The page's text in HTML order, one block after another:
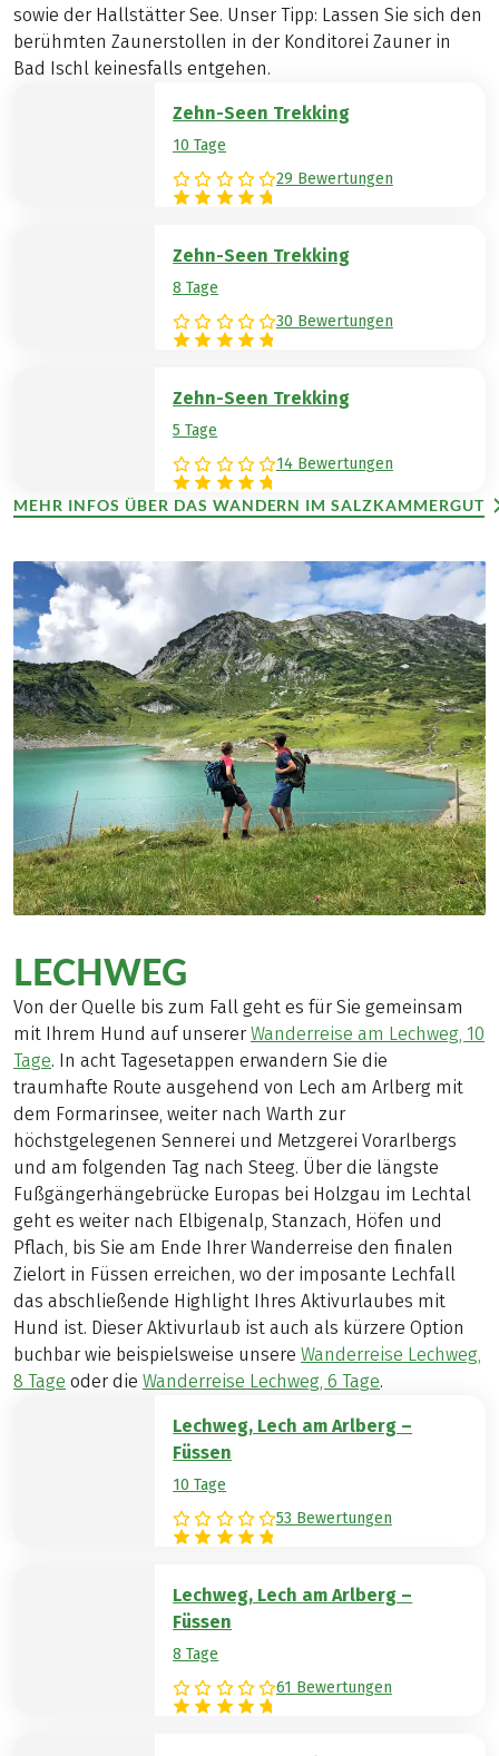
sowie der Hallstätter See. Unser Tipp: Lassen Sie sich den
berühmten Zaunerstollen in der Konditorei Zauner in
Bad Ischl keinesfalls entgehen.
Zehn-Seen Trekking
10 Tage
29 Bewertungen
Zehn-Seen Trekking
8 Tage
30 Bewertungen
Zehn-Seen Trekking
5 Tage
14 Bewertungen
MEHR INFOS ÜBER DAS WANDERN IM SALZKAMMERGUT
LECHWEG
Von der Quelle bis zum Fall geht es für Sie gemeinsam
mit Ihrem Hund auf unserer Wanderreise am Lechweg, 10
Tage. In acht Tagesetappen erwandern Sie die
traumhafte Route ausgehend von Lech am Arlberg mit
dem Formarinsee, weiter nach Warth zur
höchstgelegenen Sennerei und Metzgerei Vorarlbergs
und am folgenden Tag nach Steeg. Über die längste
Fußgängerhängebrücke Europas bei Holzgau im Lechtal
geht es weiter nach Elbigenalp, Stanzach, Höfen und
Pflach, bis Sie am Ende Ihrer Wanderreise den finalen
Zielort in Füssen erreichen, wo der imposante Lechfall
das abschließende Highlight Ihres Aktivurlaubes mit
Hund ist. Dieser Aktivurlaub ist auch als kürzere Option
buchbar wie beispielsweise unsere Wanderreise Lechweg,
8 Tage oder die Wanderreise Lechweg, 6 Tage.
Lechweg, Lech am Arlberg –
Füssen
10 Tage
53 Bewertungen
Lechweg, Lech am Arlberg –
Füssen
8 Tage
61 Bewertungen